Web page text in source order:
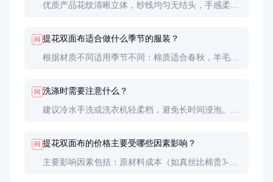
优质产品花纹清晰立体，纱线均匀无结头，手感柔软
问 提花双面布适合做什么季节的服装？
根据材质不同适用季节不同：棉质适合春秋，羊毛混
问 洗涤时需要注意什么？
建议冷水手洗或洗衣机轻柔档，避免长时间浸泡。不
150℃。
问 提花双面布的价格主要受哪些因素影响？
主要影响因素包括：原材料成本（如真丝比棉贵3-5